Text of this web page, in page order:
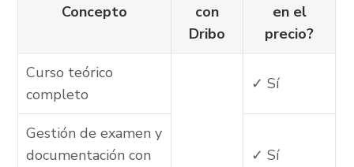
Concepto
con
Dribo
en el
precio?
Curso teórico
completo
✓ Sí
Gestión de examen y
documentación con
✓ Sí